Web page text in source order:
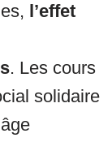
l’effet
. Les cours
solidaire